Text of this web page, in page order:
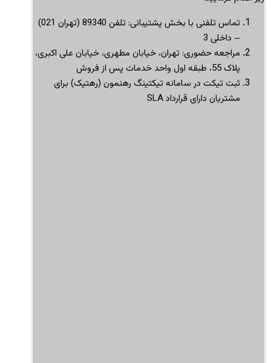
تماس تلفنی با بخش پشتیبانی: تلفن 89340 (تهران 021)
– داخلی 3
مراجعه حضوری: تهران، خیابان مطهری، خیابان علی اکبری،
پلاک 55، طبقه اول واحد خدمات پس از فروش
ثبت تیکت در سامانه تیکتینگ رهنمون (رهتیک) برای
مشتریان دارای قراردادSLA